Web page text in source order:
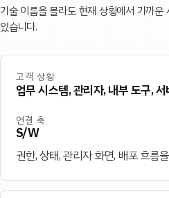
기술 이름을 몰라도 현재 상황에서 가까운
있습니다.
고객 상황
업무 시스템, 관리자, 내부 도구,
연결 축
S/W
권한, 상태, 관리자 화면, 배포 흐름